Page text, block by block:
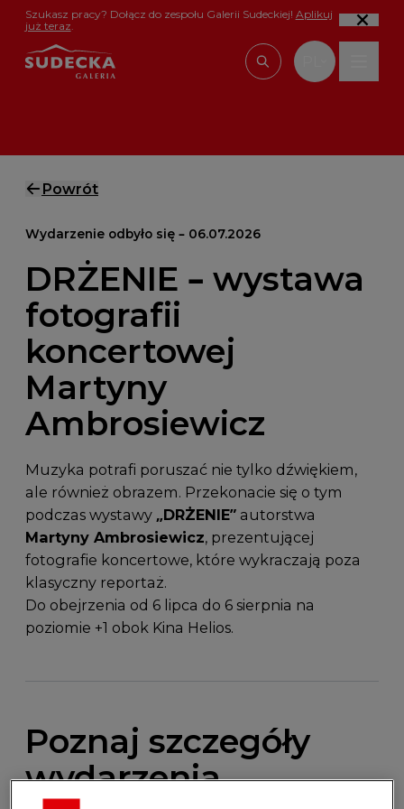
Przejdź do treści
Szukasz pracy? Dołącz do zespołu Galerii Sudeckiej! Aplikuj
już teraz.
Wpisz, czego
Powrót
Wydarzenie odbyło się – 06.07.2026
DRŻENIE – wystawa
fotografii
koncertowej
Martyny
Ambrosiewicz
Muzyka potrafi poruszać nie tylko dźwiękiem,
ale również obrazem. Przekonacie się o tym
podczas wystawy „DRŻENIE”autorstwa
Martyny Ambrosiewicz, prezentującej
fotografie koncertowe, które wykraczają poza
klasyczny reportaż.
Do obejrzenia od 6 lipca do 6 sierpnia na
poziomie +1 obok Kina Helios.
Poznaj szczegóły
wydarzenia